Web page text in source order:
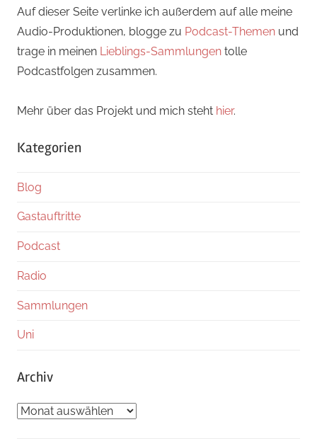
Auf dieser Seite verlinke ich außerdem auf alle meine
Audio-Produktionen, blogge zu Podcast-Themen und
trage in meinen Lieblings-Sammlungen tolle
Podcastfolgen zusammen.
Mehr über das Projekt und mich steht hier.
Kategorien
Blog
Gastauftritte
Podcast
Radio
Sammlungen
Uni
Archiv
Archiv